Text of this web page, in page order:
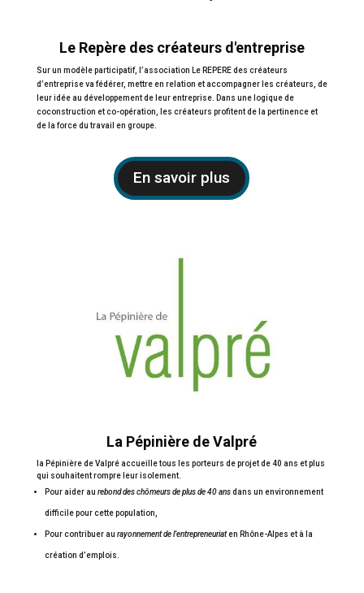
Le Repère des créateurs d'entreprise
Sur un modèle participatif, l’association Le REPERE des créateurs
d’entreprise va fédérer, mettre en relation et accompagner les créateurs, de
leur idée au développement de leur entreprise. Dans une logique de
coconstruction et co-opération, les créateurs profitent de la pertinence et
de la force du travail en groupe.
En savoir plus
La Pépinière de Valpré
la Pépinière de Valpré accueille tous les porteurs de projet de 40 ans et plus
qui souhaitent rompre leur isolement.
Pour aider au rebond des chômeurs de plus de 40 ans dans un environnement
difficile pour cette population,
Pour contribuer au rayonnement de l’entrepreneuriat en Rhône-Alpes et à la
création d’emplois.